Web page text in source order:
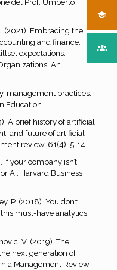
del Prof. Umberto
(2021). Embracing the
and finance:
expectations.
An
management practices.
Education.
A brief history of artificial
and future of artificial
review, 61(4), 5-14.
If your company isn’t
AI. Harvard Business
P. (2018). You don’t
must-have analytics
V. (2019). The
next generation of
Management Review,